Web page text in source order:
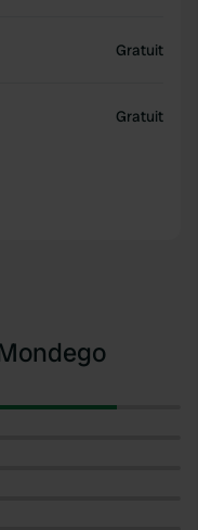
Gratuit
Gratuit